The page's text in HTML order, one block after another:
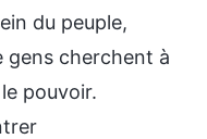
du peuple,
gens cherchent à
pouvoir.